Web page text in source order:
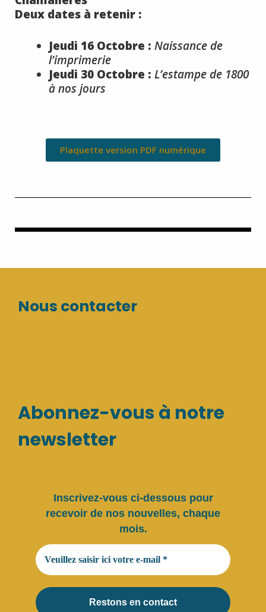
Deux dates à retenir :
Jeudi 16 Octobre : Naissance de
l’imprimerie
Jeudi 30 Octobre : L’estampe de 1800
à nos jours
Plaquette version PDF numérique
Nous contacter
Abonnez-vous à notre
newsletter
Inscrivez-vous ci-dessous pour
recevoir de nos nouvelles, chaque
mois.